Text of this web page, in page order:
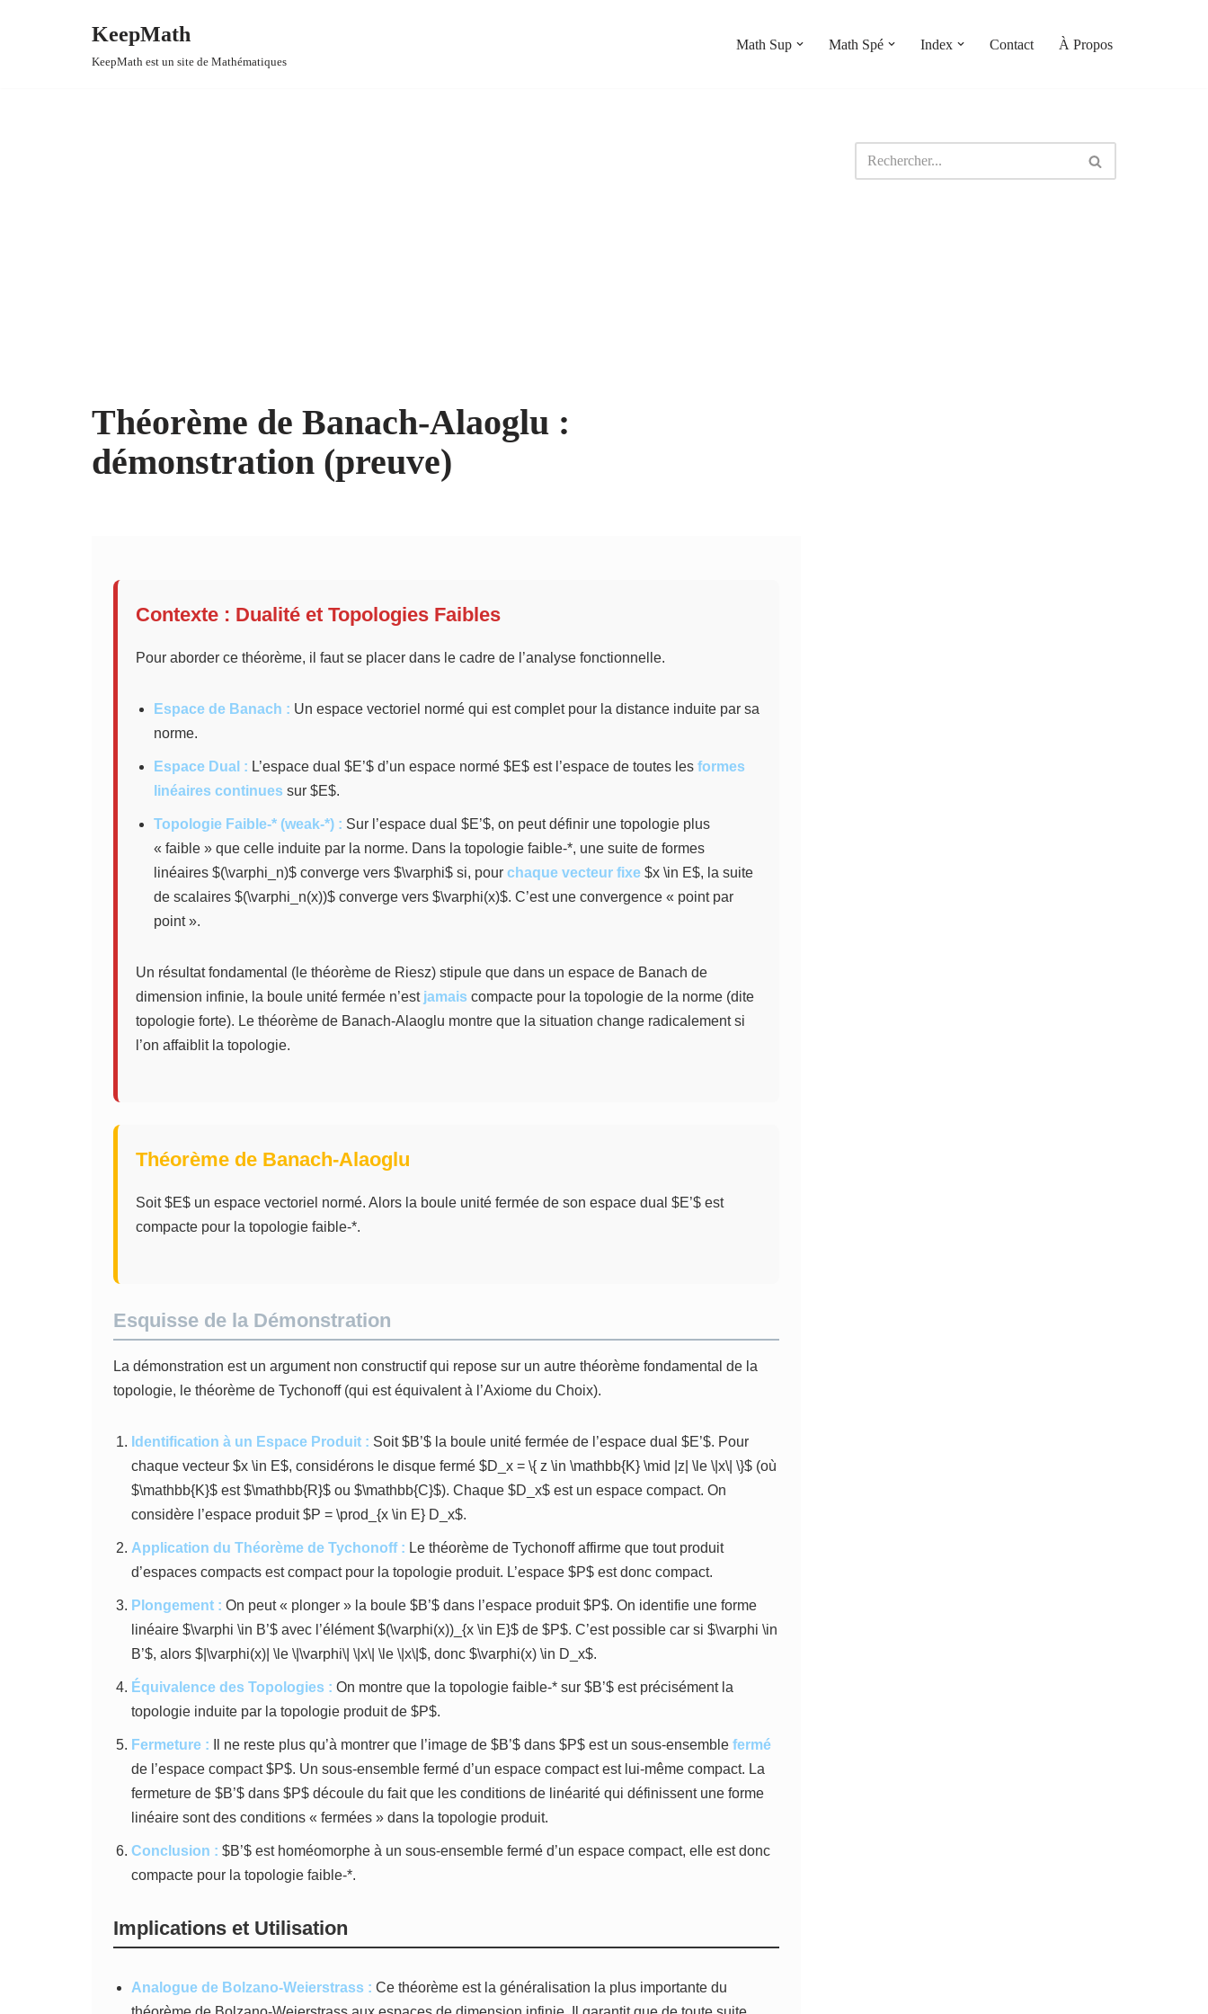
KeepMath
KeepMath est un site de Mathématiques
Math Sup Math Spé Index Contact À Propos
Théorème de Banach-Alaoglu :
démonstration (preuve)
Contexte : Dualité et Topologies Faibles
Pour aborder ce théorème, il faut se placer dans le cadre de l’analyse fonctionnelle.
Espace de Banach : Un espace vectoriel normé qui est complet pour la distance induite par sa
norme.
Espace Dual : L’espace dual $E’$ d’un espace normé $E$ est l’espace de toutes les formes
linéaires continues sur $E$.
Topologie Faible-* (weak-*) : Sur l’espace dual $E’$, on peut définir une topologie plus
« faible » que celle induite par la norme. Dans la topologie faible-*, une suite de formes
linéaires $(\varphi_n)$ converge vers $\varphi$ si, pour chaque vecteur fixe $x \in E$, la suite
de scalaires $(\varphi_n(x))$ converge vers $\varphi(x)$. C’est une convergence « point par
point ».
Un résultat fondamental (le théorème de Riesz) stipule que dans un espace de Banach de
dimension infinie, la boule unité fermée n’est jamais compacte pour la topologie de la norme (dite
topologie forte). Le théorème de Banach-Alaoglu montre que la situation change radicalement si
l’on affaiblit la topologie.
Théorème de Banach-Alaoglu
Soit $E$ un espace vectoriel normé. Alors la boule unité fermée de son espace dual $E’$ est
compacte pour la topologie faible-*.
Esquisse de la Démonstration
La démonstration est un argument non constructif qui repose sur un autre théorème fondamental de la
topologie, le théorème de Tychonoff (qui est équivalent à l’Axiome du Choix).
Identification à un Espace Produit : Soit $B’$ la boule unité fermée de l’espace dual $E’$. Pour
chaque vecteur $x \in E$, considérons le disque fermé $D_x = \{ z \in \mathbb{K} \mid |z| \le \|x\| \}$ (où
$\mathbb{K}$ est $\mathbb{R}$ ou $\mathbb{C}$). Chaque $D_x$ est un espace compact. On
considère l’espace produit $P = \prod_{x \in E} D_x$.
Application du Théorème de Tychonoff : Le théorème de Tychonoff affirme que tout produit
d’espaces compacts est compact pour la topologie produit. L’espace $P$ est donc compact.
Plongement : On peut « plonger » la boule $B’$ dans l’espace produit $P$. On identifie une forme
linéaire $\varphi \in B’$ avec l’élément $(\varphi(x))_{x \in E}$ de $P$. C’est possible car si $\varphi \in
B’$, alors $|\varphi(x)| \le \|\varphi\| \|x\| \le \|x\|$, donc $\varphi(x) \in D_x$.
Équivalence des Topologies : On montre que la topologie faible-* sur $B’$ est précisément la
topologie induite par la topologie produit de $P$.
Fermeture : Il ne reste plus qu’à montrer que l’image de $B’$ dans $P$ est un sous-ensemble fermé
de l’espace compact $P$. Un sous-ensemble fermé d’un espace compact est lui-même compact. La
fermeture de $B’$ dans $P$ découle du fait que les conditions de linéarité qui définissent une forme
linéaire sont des conditions « fermées » dans la topologie produit.
Conclusion : $B’$ est homéomorphe à un sous-ensemble fermé d’un espace compact, elle est donc
compacte pour la topologie faible-*.
Implications et Utilisation
Analogue de Bolzano-Weierstrass : Ce théorème est la généralisation la plus importante du